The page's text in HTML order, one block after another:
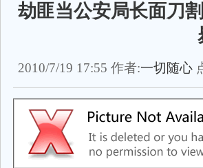
劫匪当公安局长面刀
2010/7/19 17:55 作者:一切随心